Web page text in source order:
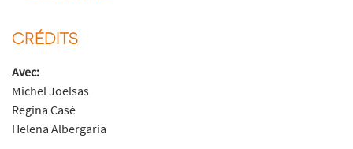
CRÉDITS
Avec:
Michel Joelsas
Regina Casé
Helena Albergaria